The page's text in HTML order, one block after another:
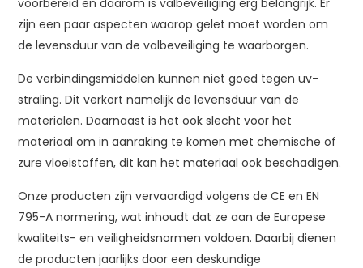
voorbereid en daarom is valbeveiliging erg belangrijk. Er
zijn een paar aspecten waarop gelet moet worden om
de levensduur van de valbeveiliging te waarborgen.
De verbindingsmiddelen kunnen niet goed tegen uv-
straling. Dit verkort namelijk de levensduur van de
materialen. Daarnaast is het ook slecht voor het
materiaal om in aanraking te komen met chemische of
zure vloeistoffen, dit kan het materiaal ook beschadigen.
Onze producten zijn vervaardigd volgens de CE en EN
795-A normering, wat inhoudt dat ze aan de Europese
kwaliteits- en veiligheidsnormen voldoen. Daarbij dienen
de producten jaarlijks door een deskundige